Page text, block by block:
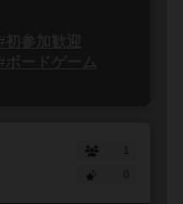
初参加歓迎
ボードゲーム
1